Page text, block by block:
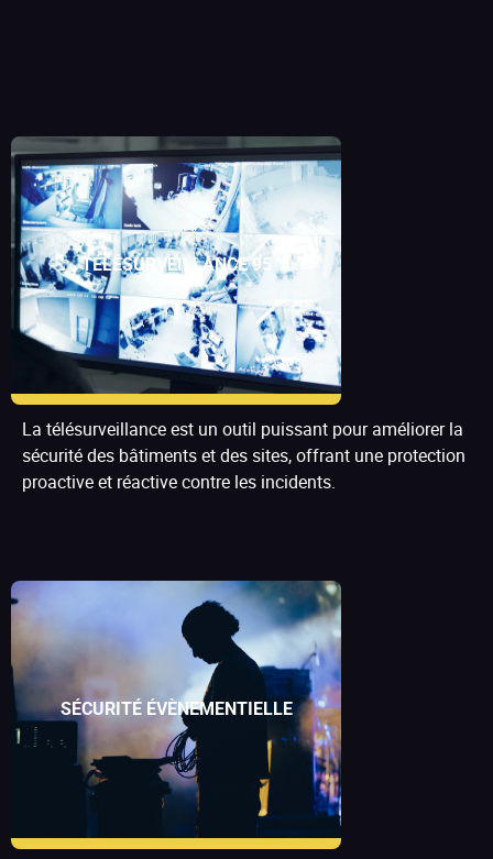
TÉLÉSURVEILLANCE 95
La télésurveillance est un outil puissant pour améliorer la
sécurité des bâtiments et des sites, offrant une protection
proactive et réactive contre les incidents.
SÉCURITÉ ÉVÈNEMENTIELLE